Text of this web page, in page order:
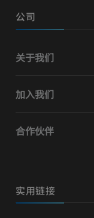
公司
关于我们
加入我们
合作伙伴
实用链接